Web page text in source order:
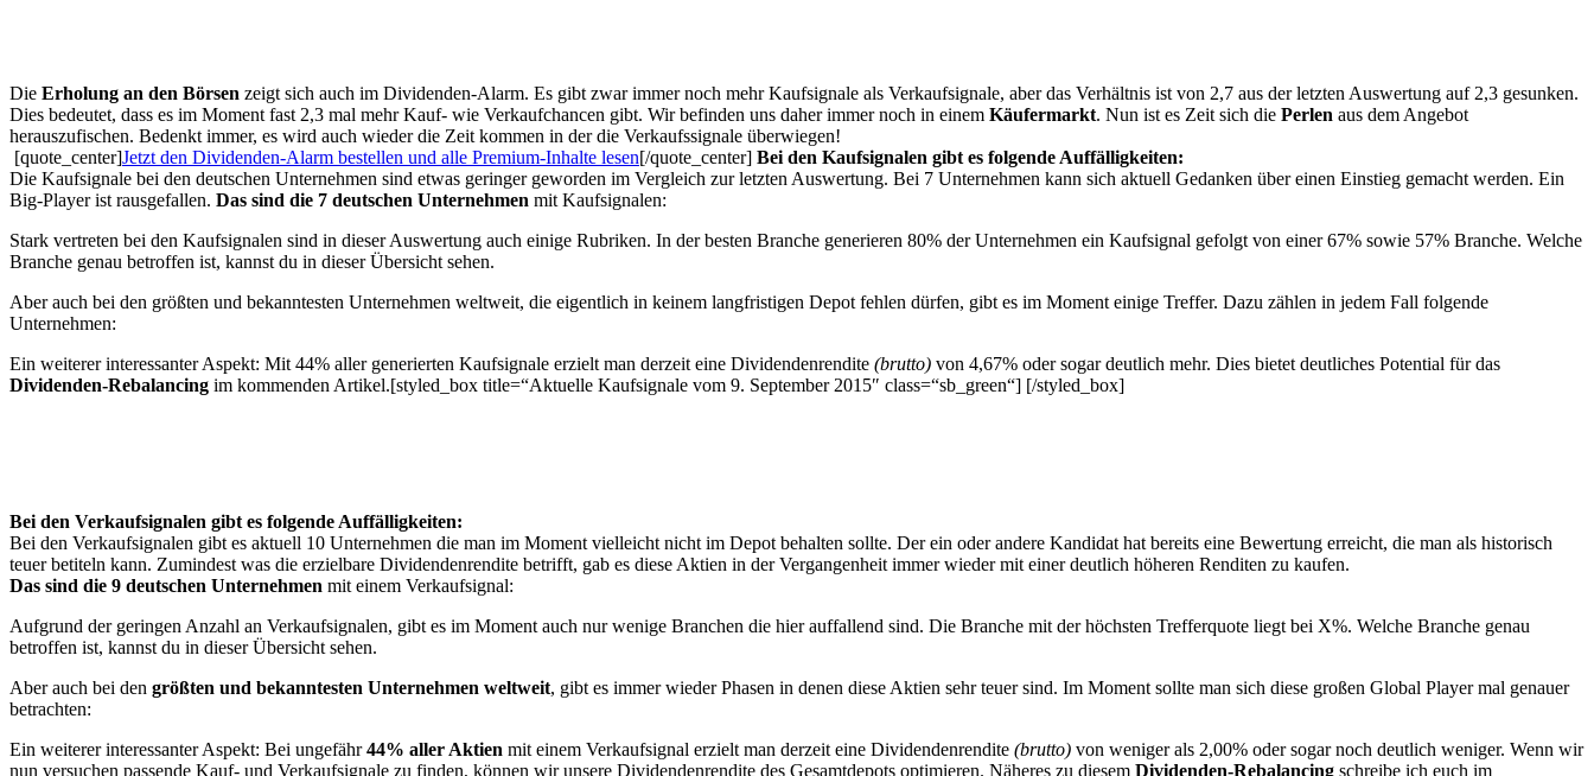
Die Erholung an den Börsen zeigt sich auch im Dividenden-Alarm. Es gibt zwar immer noch mehr Kaufsignale als Verkaufsignale, aber das Verhältnis ist von 2,7 aus der letzten Auswertung auf 2,3 gesunken.
Dies bedeutet, dass es im Moment fast 2,3 mal mehr Kauf- wie Verkaufchancen gibt. Wir befinden uns daher immer noch in einem Käufermarkt. Nun ist es Zeit sich die Perlen aus dem Angebot
herauszufischen. Bedenkt immer, es wird auch wieder die Zeit kommen in der die Verkaufssignale überwiegen!
[quote_center]Jetzt den Dividenden-Alarm bestellen und alle Premium-Inhalte lesen[/quote_center] Bei den Kaufsignalen gibt es folgende Auffälligkeiten:
Die Kaufsignale bei den deutschen Unternehmen sind etwas geringer geworden im Vergleich zur letzten Auswertung. Bei 7 Unternehmen kann sich aktuell Gedanken über einen Einstieg gemacht werden. Ein
Big-Player ist rausgefallen. Das sind die 7 deutschen Unternehmen mit Kaufsignalen:
Stark vertreten bei den Kaufsignalen sind in dieser Auswertung auch einige Rubriken. In der besten Branche generieren 80% der Unternehmen ein Kaufsignal gefolgt von einer 67% sowie 57% Branche. Welche
Branche genau betroffen ist, kannst du in dieser Übersicht sehen.
Aber auch bei den größten und bekanntesten Unternehmen weltweit, die eigentlich in keinem langfristigen Depot fehlen dürfen, gibt es im Moment einige Treffer. Dazu zählen in jedem Fall folgende
Unternehmen:
Ein weiterer interessanter Aspekt: Mit 44% aller generierten Kaufsignale erzielt man derzeit eine Dividendenrendite (brutto) von 4,67% oder sogar deutlich mehr. Dies bietet deutliches Potential für das
Dividenden-Rebalancing im kommenden Artikel.[styled_box title=“Aktuelle Kaufsignale vom 9. September 2015″ class=“sb_green“] [/styled_box]
Bei den Verkaufsignalen gibt es folgende Auffälligkeiten:
Bei den Verkaufsignalen gibt es aktuell 10 Unternehmen die man im Moment vielleicht nicht im Depot behalten sollte. Der ein oder andere Kandidat hat bereits eine Bewertung erreicht, die man als historisch
teuer betiteln kann. Zumindest was die erzielbare Dividendenrendite betrifft, gab es diese Aktien in der Vergangenheit immer wieder mit einer deutlich höheren Renditen zu kaufen.
Das sind die 9 deutschen Unternehmen mit einem Verkaufsignal:
Aufgrund der geringen Anzahl an Verkaufsignalen, gibt es im Moment auch nur wenige Branchen die hier auffallend sind. Die Branche mit der höchsten Trefferquote liegt bei X%. Welche Branche genau
betroffen ist, kannst du in dieser Übersicht sehen.
Aber auch bei den größten und bekanntesten Unternehmen weltweit, gibt es immer wieder Phasen in denen diese Aktien sehr teuer sind. Im Moment sollte man sich diese großen Global Player mal genauer
betrachten:
Ein weiterer interessanter Aspekt: Bei ungefähr44% aller Aktien mit einem Verkaufsignal erzielt man derzeit eine Dividendenrendite (brutto) von weniger als 2,00% oder sogar noch deutlich weniger. Wenn wir
nun versuchen passende Kauf- und Verkaufsignale zu finden, können wir unsere Dividendenrendite des Gesamtdepots optimieren. Näheres zu diesem Dividenden-Rebalancing schreibe ich euch im